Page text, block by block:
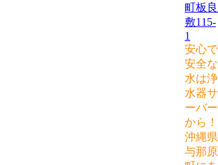
町板良
敷115-
1
安心で
安全な
水は浄
水器サ
ーバー
から！
沖縄県
与那原